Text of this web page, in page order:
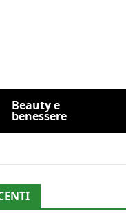
Beauty e
benessere